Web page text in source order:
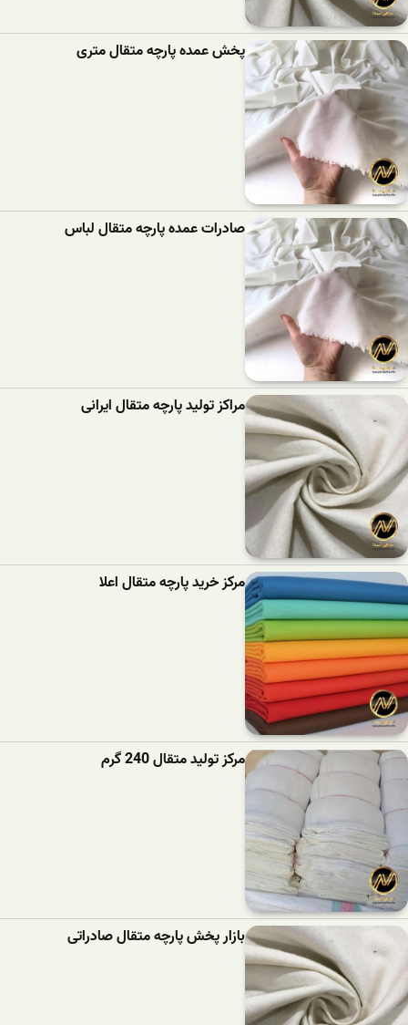
پخش عمده پارچه متقال متری
صادرات عمده پارچه متقال لباس
مراکز تولید پارچه متقال ایرانی
مرکز خرید پارچه متقال اعلا
مرکز تولید متقال 240 گرم
بازار پخش پارچه متقال صادراتی